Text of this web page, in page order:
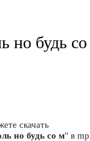
но будь
скачать
но будь со м" в